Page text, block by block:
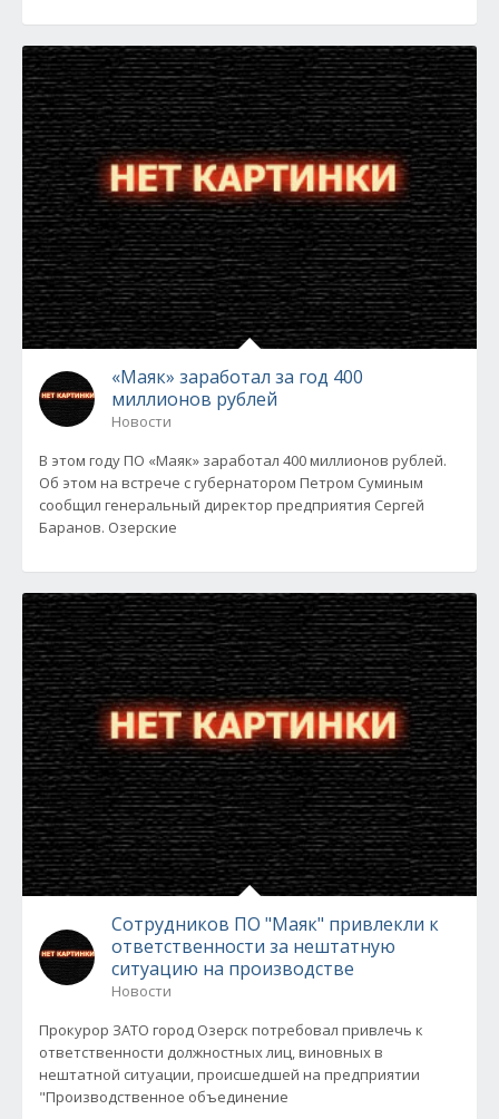
«Маяк» заработал за год 400
миллионов рублей
Новости
В этом году ПО «Маяк» заработал 400 миллионов рублей.
Об этом на встрече с губернатором Петром Суминым
сообщил генеральный директор предприятия Сергей
Баранов. Озерские
Сотрудников ПО "Маяк" привлекли к
ответственности за нештатную
ситуацию на производстве
Новости
Прокурор ЗАТО город Озерск потребовал привлечь к
ответственности должностных лиц, виновных в
нештатной ситуации, происшедшей на предприятии
"Производственное объединение